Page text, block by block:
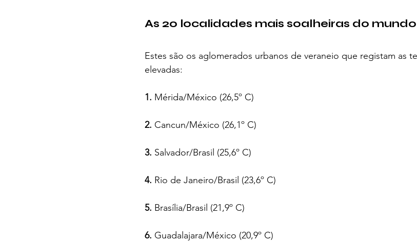
As 20 localidades mais soalheiras do mundo
Estes são os aglomerados urbanos de veraneio que registam as
elevadas:
1. Mérida/México (26,5º C)
2. Cancun/México (26,1º C)
3. Salvador/Brasil (25,6º C)
4. Rio de Janeiro/Brasil (23,6º C)
5. Brasília/Brasil (21,9º C)
6. Guadalajara/México (20,9º C)